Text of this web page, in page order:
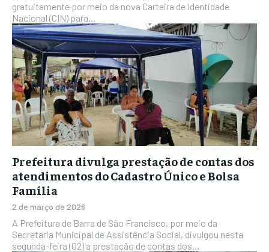
gratuitamente por meio da nova Carteira de Identidade
Nacional (CIN) para...
Prefeitura divulga prestação de contas dos
atendimentos do Cadastro Único e Bolsa
Família
2 de março de 2026
A Prefeitura de Barra de São Francisco, por meio da
Secretaria Municipal de Assistência Social, divulgou nesta
segunda-feira (02) a prestação de contas dos...